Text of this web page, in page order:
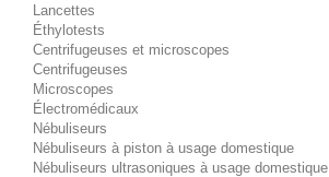
Lancettes
Éthylotests
Centrifugeuses et microscopes
Centrifugeuses
Microscopes
Électromédicaux
Nébuliseurs
Nébuliseurs à piston à usage domestique
Nébuliseurs ultrasoniques à usage domestique